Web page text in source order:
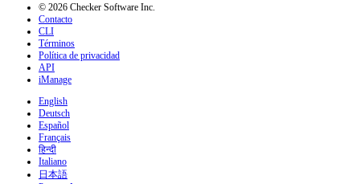
© 2026 Checker Software Inc.
Contacto
CLI
Términos
Política de privacidad
API
iManage
English
Deutsch
Español
Français
हिन्दी
Italiano
日本語